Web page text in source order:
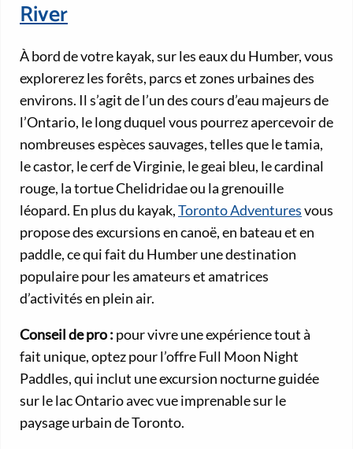
River
À bord de votre kayak, sur les eaux du Humber, vous
explorerez les forêts, parcs et zones urbaines des
environs. Il s’agit de l’un des cours d’eau majeurs de
l’Ontario, le long duquel vous pourrez apercevoir de
nombreuses espèces sauvages, telles que le tamia,
le castor, le cerf de Virginie, le geai bleu, le cardinal
rouge, la tortue Chelidridae ou la grenouille
léopard. En plus du kayak,Toronto Adventuresvous
propose des excursions en canoë, en bateau et en
paddle, ce qui fait du Humber une destination
populaire pour les amateurs et amatrices
d’activités en plein air.
Conseil de pro : pour vivre une expérience tout à
fait unique, optez pour l’offre Full Moon Night
Paddles, qui inclut une excursion nocturne guidée
sur le lac Ontario avec vue imprenable sur le
paysage urbain de Toronto.